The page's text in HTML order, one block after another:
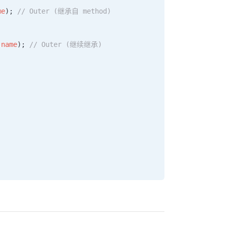
); // Outer (继承自 method)
name);
// Outer (继续继承)